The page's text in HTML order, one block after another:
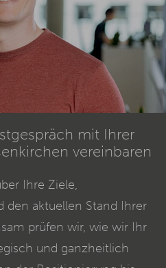
mit Ihrer
vereinbaren
Ihre Ziele,
den aktuellen Stand Ihrer
prüfen wir, wie wir Ihr
und ganzheitlich